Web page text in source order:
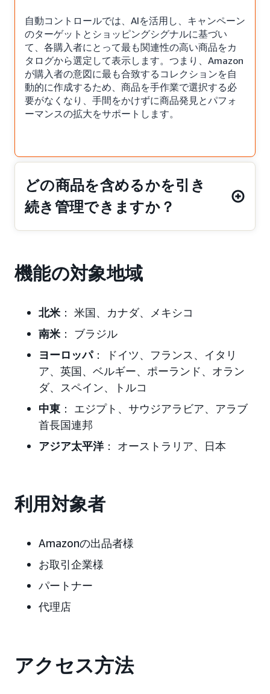
自動コントロールでは、AIを活用し、キャンペーン
のターゲットとショッピングシグナルに基づい
て、各購入者にとって最も関連性の高い商品をカ
タログから選定して表示します。つまり、Amazon
が購入者の意図に最も合致するコレクションを自
動的に作成するため、商品を手作業で選択する必
要がなくなり、手間をかけずに商品発見とパフォ
ーマンスの拡大をサポートします。
どの商品を含めるかを引き
続き管理できますか？
機能の対象地域
北米： 米国、カナダ、メキシコ
南米： ブラジル
ヨーロッパ： ドイツ、フランス、イタリ
ア、英国、ベルギー、ポーランド、オラン
ダ、スペイン、トルコ
中東 ： エジプト、サウジアラビア、アラブ
首長国連邦
アジア太平洋： オーストラリア、日本
利用対象者
Amazonの出品者様
お取引企業様
パートナー
代理店
アクセス方法